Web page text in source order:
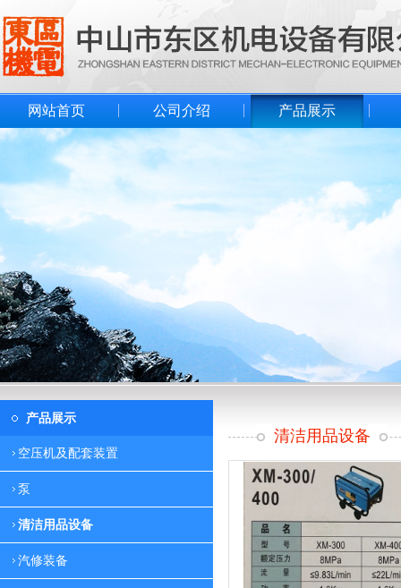
网站首页 公司介绍 产品展示
产品展示
空压机及配套装置
泵
清洁用品设备
汽修装备
清洁用品设备